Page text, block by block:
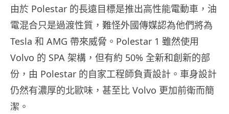
由於 Polestar 的長遠目標是推出高性能電動車，油
電混合只是過渡性質，難怪外國傳媒認為他們將為
Tesla 和 AMG 帶來威脅。Polestar 1 雖然使用
Volvo 的 SPA 架構，但有約 50% 全新和創新的部
份，由 Polestar 的自家工程師負責設計。車身設計
仍然有濃厚的北歐味，甚至比 Volvo 更加前衛而簡
潔。